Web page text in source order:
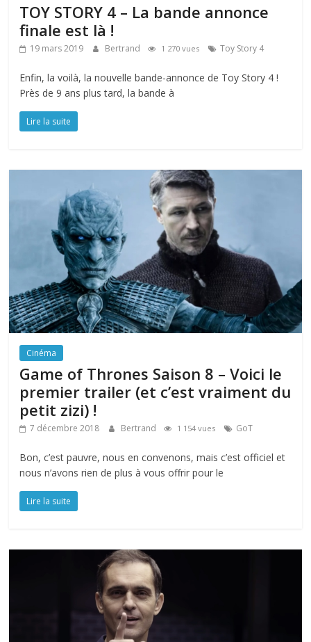
TOY STORY 4 – La bande annonce
finale est là !
19 mars 2019 Bertrand 1 270 vues Toy Story 4
Enfin, la voilà, la nouvelle bande-annonce de Toy Story 4 !
Près de 9 ans plus tard, la bande à
Lire la suite
Cinéma
Game of Thrones Saison 8 – Voici le
premier trailer (et c’est vraiment du
petit zizi) !
7 décembre 2018 Bertrand 1 154 vues GoT
Bon, c’est pauvre, nous en convenons, mais c’est officiel et
nous n’avons rien de plus à vous offrir pour le
Lire la suite